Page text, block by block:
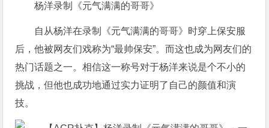
杨洋录制《元气满满的哥哥》
自从杨洋在录制《元气满满的哥哥》时穿上保安服
后，他被网友们戏称为“最帅保安”。而这也成为网友们的
热门话题之一。相信这一称号对于杨洋来说是个不小的
挑战，但他也成功地通过实力证明了自己的颜值和演
技。